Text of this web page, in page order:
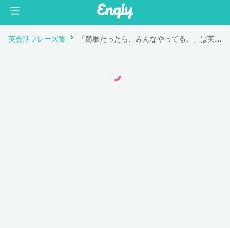
英会話フレーズ集 「簡単だったら、みんなやってる。」は英語で "If it was easy, everyone would do it."